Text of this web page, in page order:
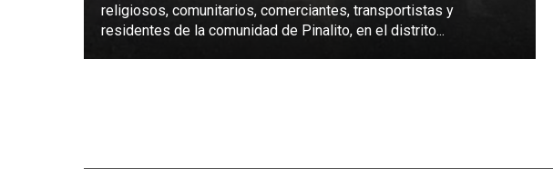
religiosos, comunitarios, comerciantes, transportistas y
residentes de la comunidad de Pinalito, en el distrito...